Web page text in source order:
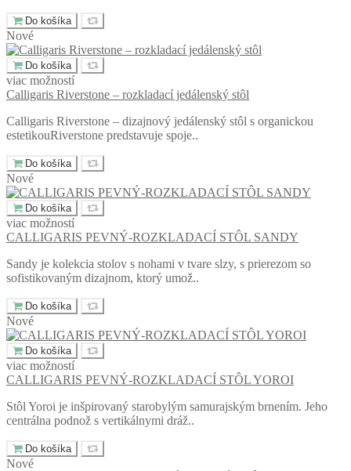
Do košíka
Nové
Do košíka
viac možností
Calligaris Riverstone – rozkladací jedálenský stôl
Calligaris Riverstone – dizajnový jedálenský stôl s organickou
estetikouRiverstone predstavuje spoje..
Do košíka
Nové
Do košíka
viac možností
CALLIGARIS PEVNÝ-ROZKLADACÍ STÔL SANDY
Sandy je kolekcia stolov s nohami v tvare slzy, s prierezom so
sofistikovaným dizajnom, ktorý umož..
Do košíka
Nové
Do košíka
viac možností
CALLIGARIS PEVNÝ-ROZKLADACÍ STÔL YOROI
Stôl Yoroi je inšpirovaný starobylým samurajským brnením. Jeho
centrálna podnož s vertikálnymi dráž..
Do košíka
Nové